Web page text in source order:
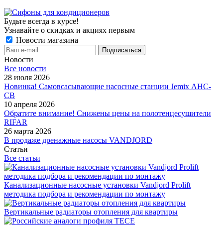
Будьте всегда в курсе!
Узнавайте о скидках и акциях первым
Новости магазина
Новости
Все новости
28 июля 2026
Новинка! Самовсасывающие насосные станции Jemix АНС-
СВ
10 апреля 2026
Обратите внимание! Снижены цены на полотенцесушители
RIFAR
26 марта 2026
В продаже дренажные насосы VANDJORD
Статьи
Все статьи
Канализационные насосные установки Vandjord Prolift
методика подбора и рекомендации по монтажу
Вертикальные радиаторы отопления для квартиры